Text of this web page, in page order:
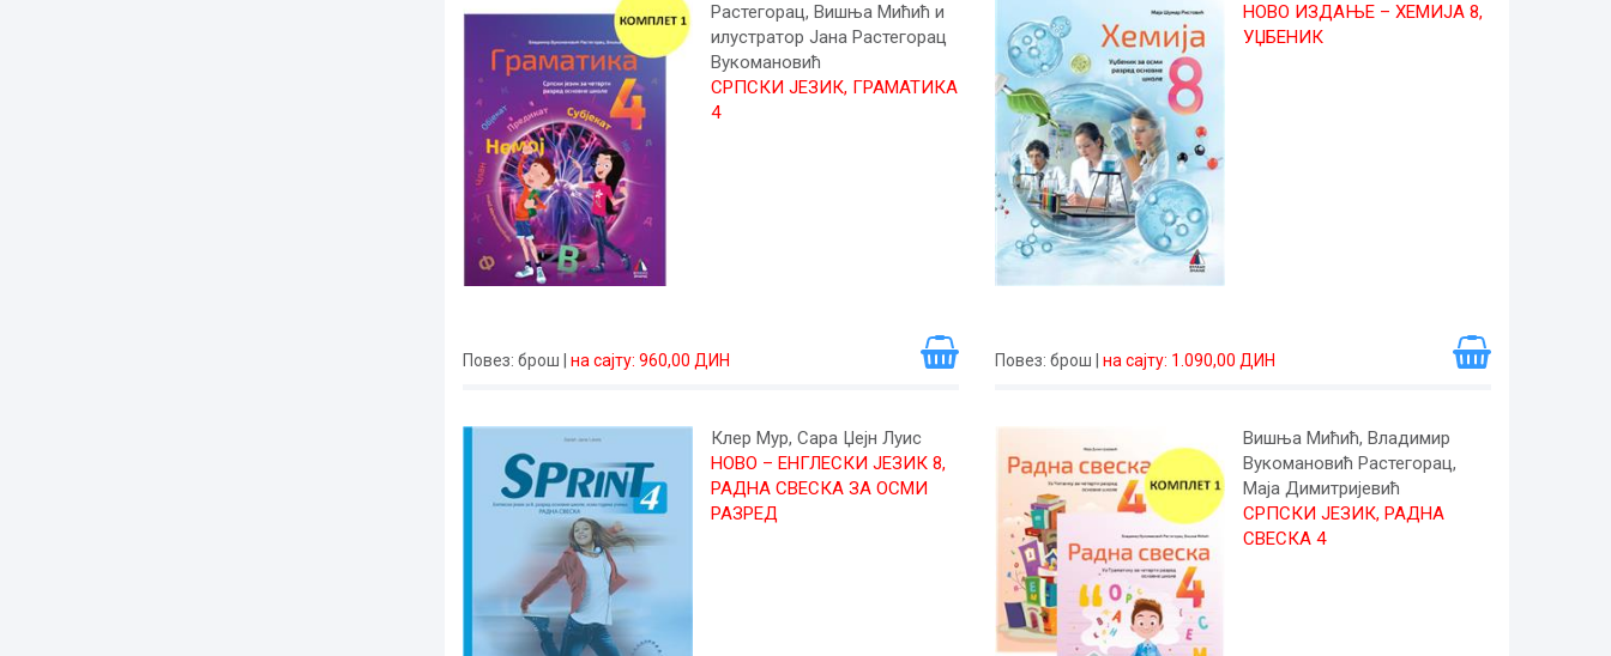
Растегорац, Вишња Мићић и
илустратор Јана Растегорац
Вукомановић
СРПСКИ ЈЕЗИК, ГРАМАТИКА
4
Повез: брош на сајту: 960,00 ДИН
НОВО ИЗДАЊЕ – ХЕМИЈА 8,
УЏБЕНИК
Повез: брош на сајту: 1.090,00 ДИН
Клер Мур, Сара Џејн Луис
НОВО – ЕНГЛЕСКИ ЈЕЗИК 8,
РАДНА СВЕСКА ЗА ОСМИ
РАЗРЕД
Вишња Мићић, Владимир
Вукомановић Растегорац,
Маја Димитријевић
СРПСКИ ЈЕЗИК, РАДНА
СВЕСКА 4